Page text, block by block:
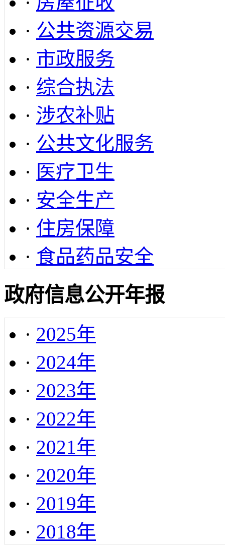
· 公共资源交易
· 市政服务
· 综合执法
· 涉农补贴
· 公共文化服务
· 医疗卫生
· 安全生产
· 住房保障
· 食品药品安全
政府信息公开年报
· 2025年
· 2024年
· 2023年
· 2022年
· 2021年
· 2020年
· 2019年
· 2018年